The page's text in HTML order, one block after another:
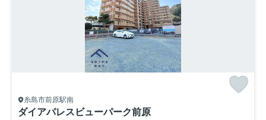
糸島市前原駅南
ダイアパレスビューパーク前原